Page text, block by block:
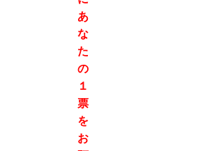
あ
な
た
の
１
票
を
お